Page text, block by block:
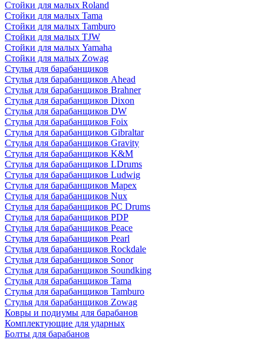
Стойки для малых Roland
Стойки для малых Tama
Стойки для малых Tamburo
Стойки для малых TJW
Стойки для малых Yamaha
Стойки для малых Zowag
Стулья для барабанщиков
Стулья для барабанщиков Ahead
Стулья для барабанщиков Brahner
Стулья для барабанщиков Dixon
Стулья для барабанщиков DW
Стулья для барабанщиков Foix
Стулья для барабанщиков Gibraltar
Стулья для барабанщиков Gravity
Стулья для барабанщиков K&M
Стулья для барабанщиков LDrums
Стулья для барабанщиков Ludwig
Стулья для барабанщиков Mapex
Стулья для барабанщиков Nux
Стулья для барабанщиков PC Drums
Стулья для барабанщиков PDP
Стулья для барабанщиков Peace
Стулья для барабанщиков Pearl
Стулья для барабанщиков Rockdale
Стулья для барабанщиков Sonor
Стулья для барабанщиков Soundking
Стулья для барабанщиков Tama
Стулья для барабанщиков Tamburo
Стулья для барабанщиков Zowag
Ковры и подиумы для барабанов
Комплектующие для ударных
Болты для барабанов